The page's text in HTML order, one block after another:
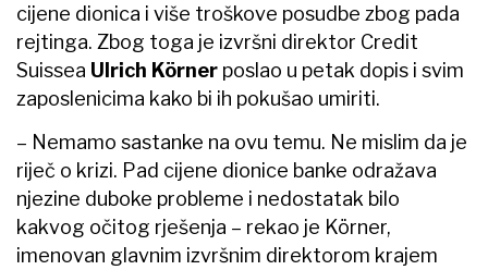
cijene dionica i više troškove posudbe zbog pada
rejtinga. Zbog toga je izvršni direktor Credit
Suissea Ulrich Körner poslao u petak dopis i svim
zaposlenicima kako bi ih pokušao umiriti.
– Nemamo sastanke na ovu temu. Ne mislim da je
riječ o krizi. Pad cijene dionice banke odražava
njezine duboke probleme i nedostatak bilo
kakvog očitog rješenja – rekao je Körner,
imenovan glavnim izvršnim direktorom krajem